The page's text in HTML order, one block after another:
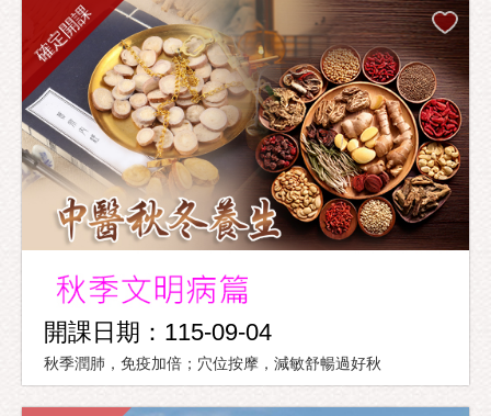
確定開課
開課日期：115-09-04
秋季潤肺，免疫加倍；穴位按摩，減敏舒暢過好秋